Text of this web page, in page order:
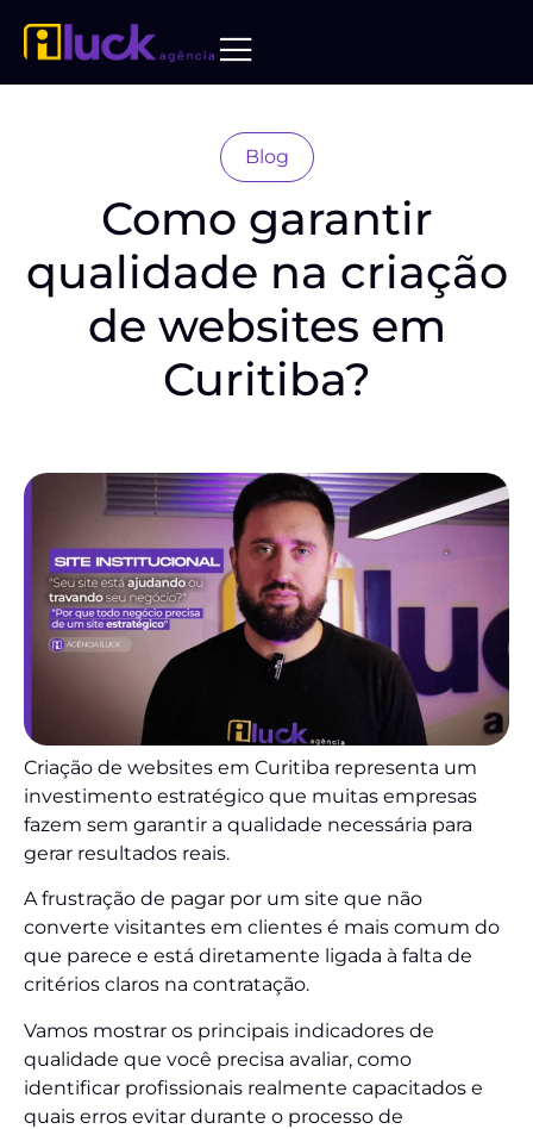
Blog
Como garantir
qualidade na criação
de websites em
Curitiba?
Criação de websites em Curitiba representa um
investimento estratégico que muitas empresas
fazem sem garantir a qualidade necessária para
gerar resultados reais.
A frustração de pagar por um site que não
converte visitantes em clientes é mais comum do
que parece e está diretamente ligada à falta de
critérios claros na contratação.
Vamos mostrar os principais indicadores de
qualidade que você precisa avaliar, como
identificar profissionais realmente capacitados e
quais erros evitar durante o processo de